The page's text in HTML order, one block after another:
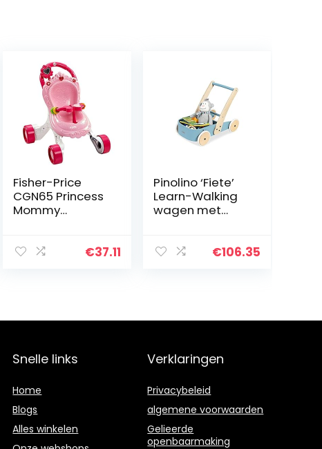
Fisher-Price
CGN65 Princess
Mommy
€37.11
Pinolino ‘Fiete’
Learn-Walking
wagen met
remsysteem,
€106.35
Snelle links
Home
Blogs
Alles winkelen
Verklaringen
Privacybeleid
algemene voorwaarden
Gelieerde
openbaarmaking